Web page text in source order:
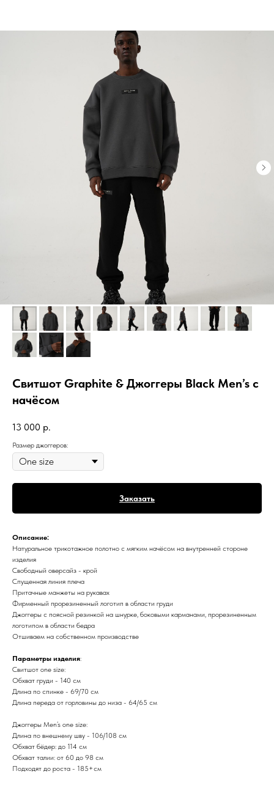
Свитшот Graphite & Джоггеры Black Men’s с
начёсом
13 000 р.
Размер джоггеров:
Заказать
Описание:
Натуральное трикотажное полотно с мягким начёсом на внутренней стороне
изделия
Свободный оверсайз - крой
Спущенная линия плеча
Притачные манжеты на рукавах
Фирменный прорезиненный логотип в области груди
Джоггеры с поясной резинкой на шнурке, боковыми карманами, прорезиненным
логотипом в области бедра
Отшиваем на собственном производстве
Параметры изделия:
Свитшот one size:
Обхват груди - 140 см
Длина по спинке - 69/70 см
Длина переда от горловины до низа - 64/65 см
Джоггеры Men’s one size:
Длина по внешнему шву - 106/108 см
Обхват бёдер: до 114 см
Обхват талии: от 60 до 98 см
Подходят до роста - 185+см